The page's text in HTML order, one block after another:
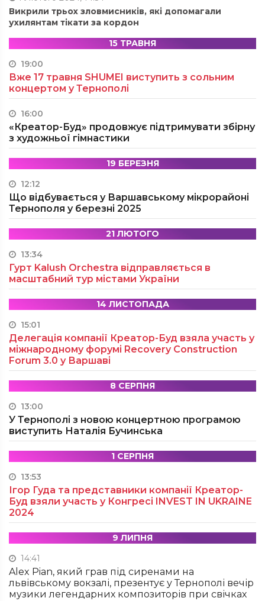
Викрили трьох зловмисників, які допомагали
ухилянтам тікати за кордон
15 ТРАВНЯ
19:00
Вже 17 травня SHUMEI виступить з сольним
концертом у Тернополі
16:00
«Креатор-Буд» продовжує підтримувати збірну
з художньої гімнастики
19 БЕРЕЗНЯ
12:12
Що відбувається у Варшавському мікрорайоні
Тернополя у березні 2025
21 ЛЮТОГО
13:34
Гурт Kalush Orchestra відправляється в
масштабний тур містами України
14 ЛИСТОПАДА
15:01
Делегація компанії Креатор-Буд взяла участь у
міжнародному форумі Recovery Construction
Forum 3.0 у Варшаві
8 СЕРПНЯ
13:00
У Тернополі з новою концертною програмою
виступить Наталія Бучинська
1 СЕРПНЯ
13:53
Ігор Гуда та представники компанії Креатор-
Буд взяли участь у Конгресі INVEST IN UKRAINE
2024
9 ЛИПНЯ
14:41
Alex Pian, який грав під сиренами на
львівському вокзалі, презентує у Тернополі вечір
музики легендарних композиторів при свічках